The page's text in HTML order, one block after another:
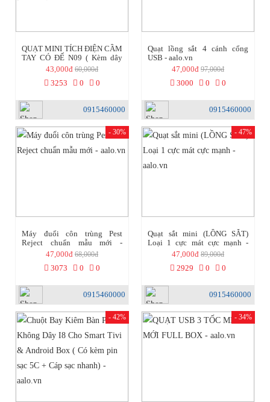
QUẠT MINI TÍCH ĐIỆN CẦM
TAY CÓ ĐẾ N09 ( Kèm dây
đeo, kèm dây sạc, chân đế, pin
khỏe)-aalo.vn
43,000đ 60,000đ
3253 0 0
0915460000
Quạt lồng sắt 4 cánh cổng
USB - aalo.vn
47,000đ 97,000đ
3000 0 0
0915460000
- 30%
Máy đuổi côn trùng Pest
Reject chuẩn mẫu mới -
47,000đ 68,000đ
3073 0 0
0915460000
- 47%
Quạt sắt mini (LỒNG SẮT)
Loại 1 cực mát cực mạnh -
47,000đ 89,000đ
2929 0 0
0915460000
- 42% - 34%